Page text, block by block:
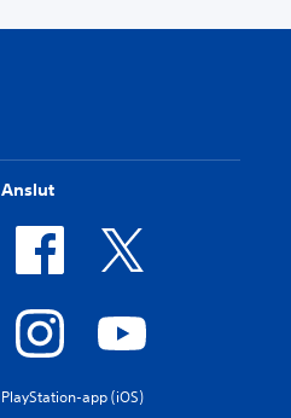
Anslut
PlayStation-app (iOS)